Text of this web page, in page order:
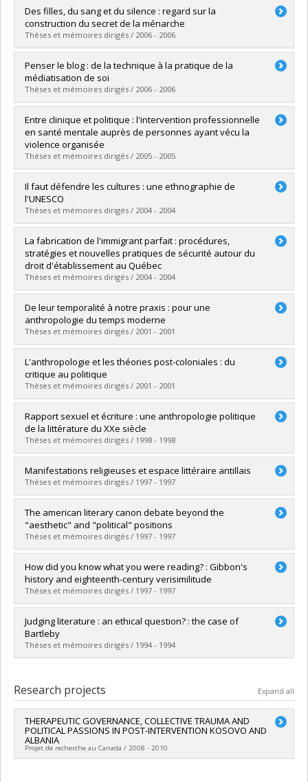
Graduate :Boucher Guèvremont, Sarah
Cycle :Master's
Grade :M. Sc.
Lien vers le document dans Papyrus
Des filles, du sang et du silence : regard sur la
construction du secret de la ménarche
Thèses et mémoires dirigés / 2006 - 2006
Graduate :Turcot DiFruscia, Kim
Cycle :Master's
Grade :M. Sc.
Lien vers le document dans Papyrus
Penser le blog : de la technique à la pratique de la
médiatisation de soi
Thèses et mémoires dirigés / 2006 - 2006
Graduate :Dib, Lina
Cycle :Master's
Grade :M. Sc.
Lien vers le document dans Papyrus
Entre clinique et politique : l'intervention professionnelle
en santé mentale auprès de personnes ayant vécu la
violence organisée
Thèses et mémoires dirigés / 2005 - 2005
Graduate :Johnson-Lafleur, Janique
Cycle :Master's
Grade :M. Sc.
Lien vers le document dans Papyrus
Il faut défendre les cultures : une ethnographie de
l'UNESCO
Thèses et mémoires dirigés / 2004 - 2004
Graduate :Rousseau, Phillip
Cycle :Master's
Grade :M. Sc.
Lien vers le document dans Papyrus
La fabrication de l'immigrant parfait : procédures,
stratégies et nouvelles pratiques de sécurité autour du
droit d'établissement au Québec
Thèses et mémoires dirigés / 2004 - 2004
Graduate :Haince, Marie-Claude
Cycle :Master's
Grade :M. Sc.
Lien vers le document dans Papyrus
De leur temporalité à notre praxis : pour une
anthropologie du temps moderne
Thèses et mémoires dirigés / 2001 - 2001
Graduate :Jacques, Vincent
Cycle :Master's
Grade :M.A.
Lien vers le document dans Papyrus
L'anthropologie et les théories post-coloniales : du
critique au politique
Thèses et mémoires dirigés / 2001 - 2001
Graduate :Delfour, Francis
Cycle :Master's
Grade :M. Sc.
Lien vers le document dans Papyrus
Rapport sexuel et écriture : une anthropologie politique
de la littérature du XXe siècle
Thèses et mémoires dirigés / 1998 - 1998
Graduate :Joos, Jean-Ernest
Cycle : Doctoral
Grade :Ph. D.
Lien vers le document dans Papyrus
Manifestations religieuses et espace littéraire antillais
Thèses et mémoires dirigés / 1997 - 1997
Graduate :Curtius, Annie Dominique
Cycle :Doctoral
Grade :Ph. D.
Lien vers le document dans Papyrus
The american literary canon debate beyond the
"aesthetic" and "political" positions
Thèses et mémoires dirigés / 1997 - 1997
Graduate :Falk, Shauna L.
Cycle :Master's
Grade :M.A.
Lien vers le document dans Papyrus
How did you know what you were reading? : Gibbon's
history and eighteenth-century verisimilitude
Thèses et mémoires dirigés / 1997 - 1997
Graduate :Nowell-Smith, Harriet
Cycle :Master's
Grade :M.A.
Lien vers le document dans Papyrus
Judging literature : an ethical question? : the case of
Bartleby
Thèses et mémoires dirigés / 1994 - 1994
Cycle :Master's
Grade :M.A.
Lien vers le document dans Papyrus
Research projects Expand all
THERAPEUTIC GOVERNANCE, COLLECTIVE TRAUMA AND
POLITICAL PASSIONS IN POST-INTERVENTION KOSOVO AND
ALBANIA
Projet de recherche au Canada / 2008 - 2010